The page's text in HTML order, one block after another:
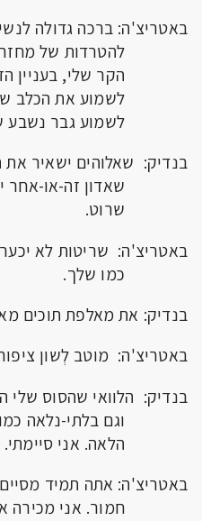
באטריצ'ה: ברכה גדולה
להטרדות של
הקר שלי, בעניין
לשמוע את הכלב
לשמוע גבר נשבע
בנדיק: שאלוהים ישאיר את
שאדון זה-או-
שרוט.
באטריצ'ה: שריטות לא
כמו שלך.
בנדיק: את מאלפת תוכים
באטריצ'ה: מוטב לְשון
בנדיק: הלוואי שהסוס שלי
וגם בלתי-נלאה
הלאה. אני סיימתי.
באטריצ'ה: אתה תמיד
חמור. אני מכירה